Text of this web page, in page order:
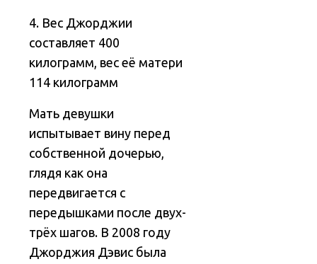
4. Вес Джорджии
составляет 400
килограмм, вес её матери
114 килограмм
Мать девушки
испытывает вину перед
собственной дочерью,
глядя как она
передвигается с
передышками после двух-
трёх шагов. В 2008 году
Джорджия Дэвис была